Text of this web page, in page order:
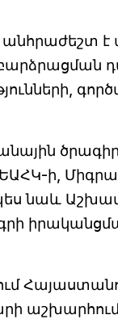
անհրաժեշտ
բարձրացման
ի,
նաև